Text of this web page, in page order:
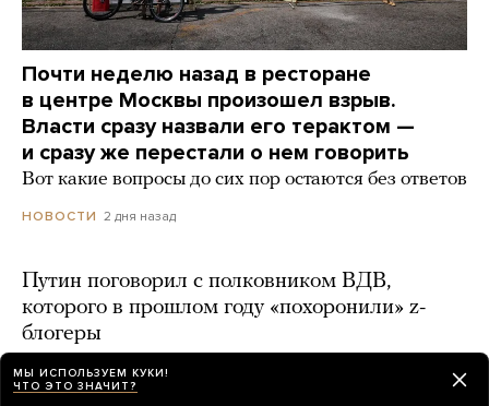
Почти неделю назад в ресторане
в центре Москвы произошел взрыв.
Власти сразу назвали его терактом —
и сразу же перестали о нем говорить
Вот какие вопросы до сих пор остаются без ответов
НОВОСТИ 2 дня назад
Путин поговорил с полковником ВДВ,
которого в прошлом году «похоронили» z-
блогеры
2 дня назад
МЫ ИСПОЛЬЗУЕМ КУКИ!
ЧТО ЭТО ЗНАЧИТ?